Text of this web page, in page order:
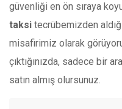
güvenliği en ön sıraya
taksi tecrübemizden
misafirimiz olarak
çıktığınızda, sadece bir
satın almış olursunuz.